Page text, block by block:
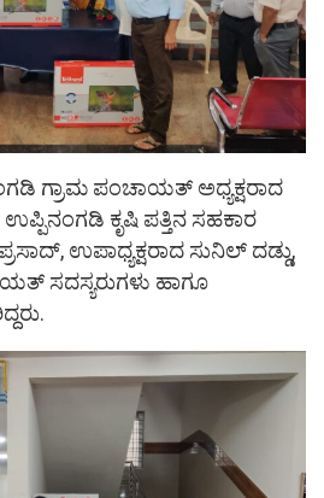
ಗ್ರಾಮ ಪಂಚಾಯತ್ ಅಧ್ಯಕ್ಷರಾದ
ಕೃಷಿ ಪತ್ತಿನ ಸಹಕಾರ
ಉಪಾಧ್ಯಕ್ಷರಾದ ಸುನಿಲ್ ದಡ್ಡು,
ಸದಸ್ಯರುಗಳು ಹಾಗೂ